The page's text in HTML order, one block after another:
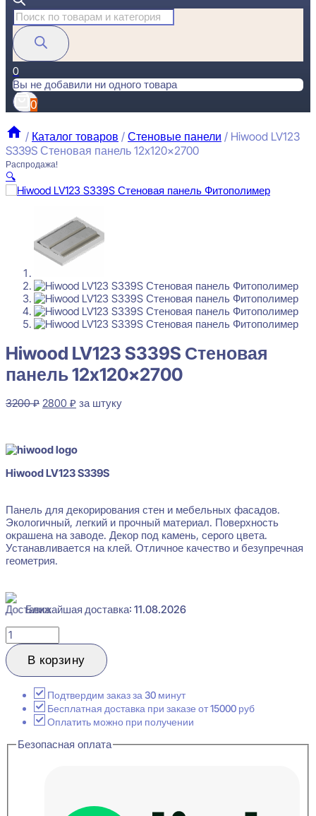
Поиск
товаров
0
Вы не добавили ни одного товара
0
/ Каталог товаров / Стеновые панели / Hiwood LV123
S339S Стеновая панель 12x120x2700
Распродажа!
🔍
Hiwood LV123 S339S Стеновая
панель 12x120x2700
3200₽ Первоначальная
2800 ₽ Текущая
за штуку
Hiwood LV123 S339S
Панель для декорирования стен и мебельных фасадов.
Экологичный, легкий и прочный материал. Поверхность
окрашена на заводе. Декор под камень, серого цвета.
Устанавливается на клей. Отличное качество и безупречная
геометрия.
Ближайшая доставка: 11.08.2026
Количество
товара
Hiwood
LV123
Стеновая
панель
12x120x2700
В корзину
Подтвердим заказ за 30 минут
Бесплатная доставка при заказе от 15000 руб
Оплатить можно при получении
Безопасная оплата